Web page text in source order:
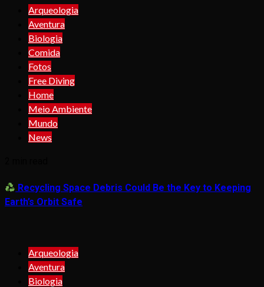
Arqueologia
Aventura
Biologia
Comida
Fotos
Free Diving
Home
Meio Ambiente
Mundo
News
Recycling Space Debris Could Be the Key to Keeping
Earth’s Orbit Safe
Arqueologia
Aventura
Biologia